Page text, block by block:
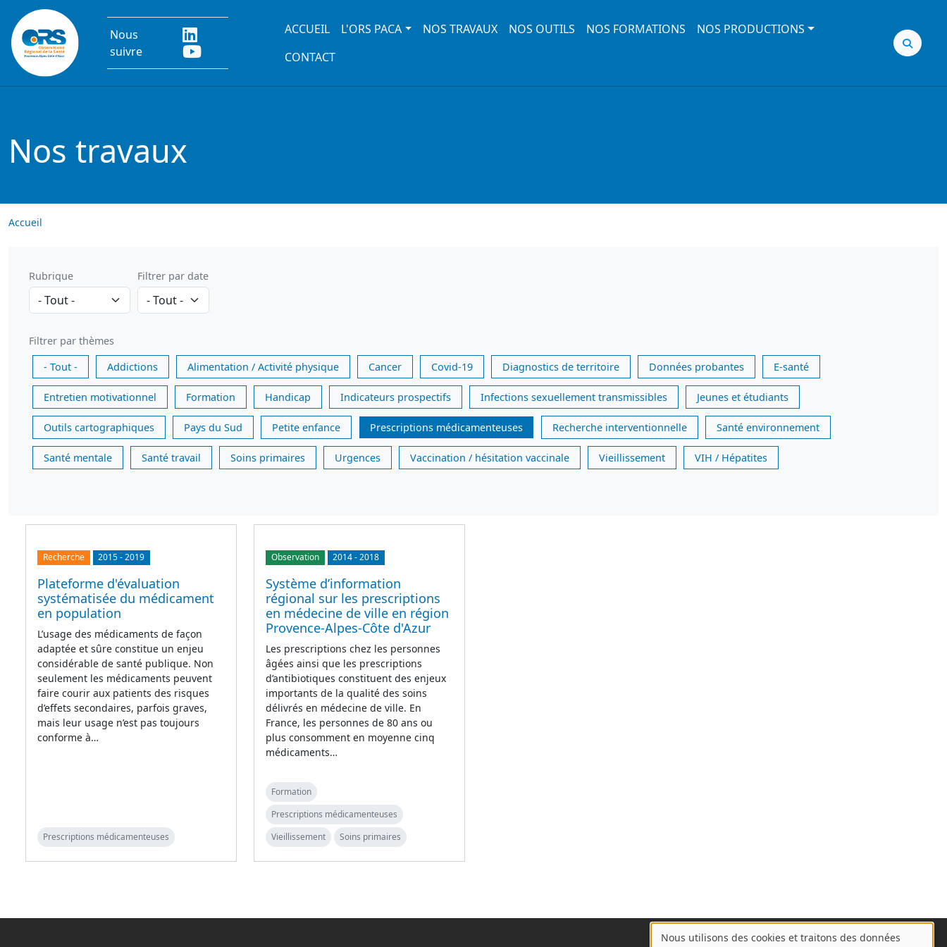
Aller au contenu principal
Nous
suivre
Main navigation
ACCUEIL L'ORS PACA NOS TRAVAUX NOS OUTILS NOS FORMATIONS
NOS PRODUCTIONS
CONTACT
Nos travaux
Accueil
Rubrique Filtrer par date
Filtrer par thèmes
- Tout -
Addictions Alimentation / Activité physique Cancer Covid-19 Diagnostics de territoire Données probantes E-santé
Entretien motivationnel Formation Handicap Indicateurs prospectifs Infections sexuellement transmissibles Jeunes et étudiants
Outils cartographiques Pays du Sud Petite enfance Prescriptions médicamenteuses Recherche interventionnelle Santé environnement
Santé mentale Santé travail Soins primaires Urgences Vaccination / hésitation vaccinale Vieillissement VIH / Hépatites
Recherche 2015-2019
Plateforme d'évaluation
systématisée du médicament
en population
L’usage des médicaments de façon
adaptée et sûre constitue un enjeu
considérable de santé publique. Non
seulement les médicaments peuvent
faire courir aux patients des risques
d’effets secondaires, parfois graves,
mais leur usage n’est pas toujours
conforme à…
Prescriptions médicamenteuses
Observation 2014-2018
Système d’information
régional sur les prescriptions
en médecine de ville en région
Provence-Alpes-Côte d'Azur
Les prescriptions chez les personnes
âgées ainsi que les prescriptions
d’antibiotiques constituent des enjeux
importants de la qualité des soins
délivrés en médecine de ville. En
France, les personnes de 80 ans ou
plus consomment en moyenne cinq
médicaments…
Formation
Prescriptions médicamenteuses
Vieillissement
Soins primaires
Nous utilisons des cookies et traitons des données